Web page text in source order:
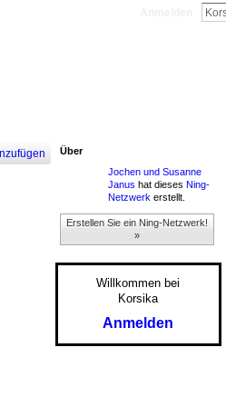
Über
Jochen und Susanne
Janus hat dieses Ning-
Netzwerk erstellt.
Erstellen Sie ein Ning-Netzwerk!
»
Willkommen bei
Korsika
Anmelden